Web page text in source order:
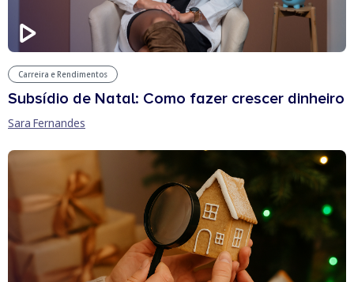
Carreira e Rendimentos
Subsídio de Natal: Como fazer crescer dinheiro
Sara Fernandes